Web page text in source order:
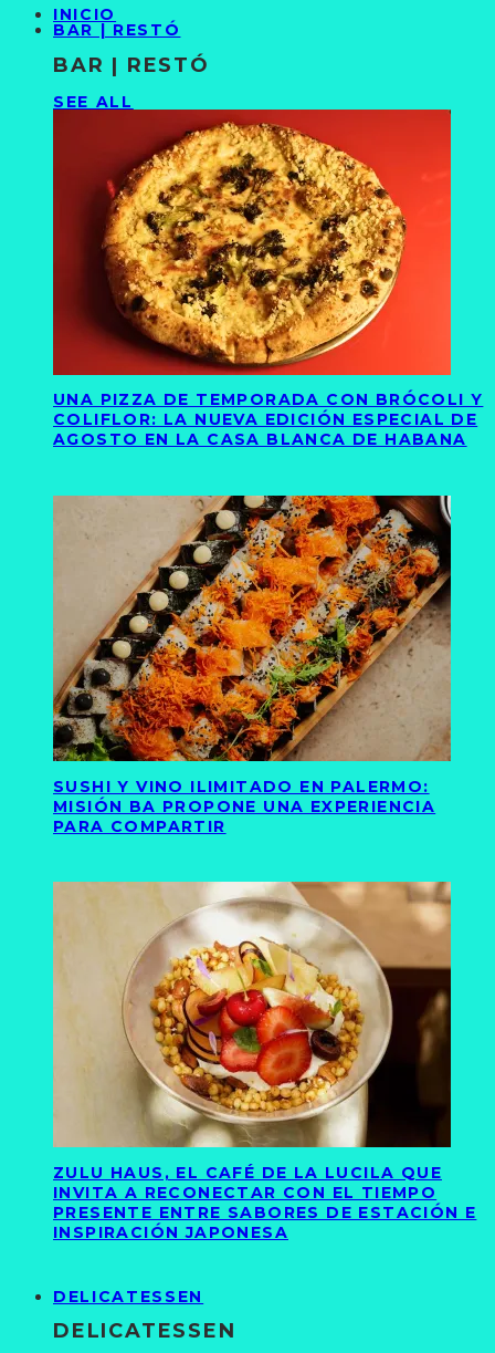
INICIO
BAR | RESTÓ
BAR | RESTÓ
SEE ALL
UNA PIZZA DE TEMPORADA CON BRÓCOLI Y
COLIFLOR: LA NUEVA EDICIÓN ESPECIAL DE
AGOSTO EN LA CASA BLANCA DE HABANA
SUSHI Y VINO ILIMITADO EN PALERMO:
MISIÓN BA PROPONE UNA EXPERIENCIA
PARA COMPARTIR
ZULU HAUS, EL CAFÉ DE LA LUCILA QUE
INVITA A RECONECTAR CON EL TIEMPO
PRESENTE ENTRE SABORES DE ESTACIÓN E
INSPIRACIÓN JAPONESA
DELICATESSEN
DELICATESSEN